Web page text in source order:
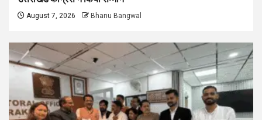
August 7, 2026 Bhanu Bangwal